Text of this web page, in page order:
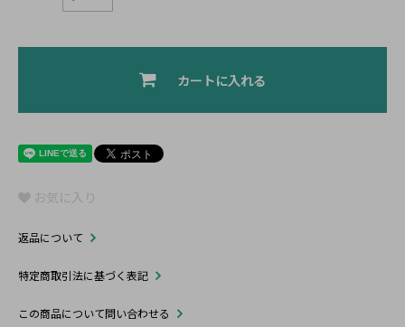
カートに入れる
お気に入り
返品について
特定商取引法に基づく表記
この商品について問い合わせる